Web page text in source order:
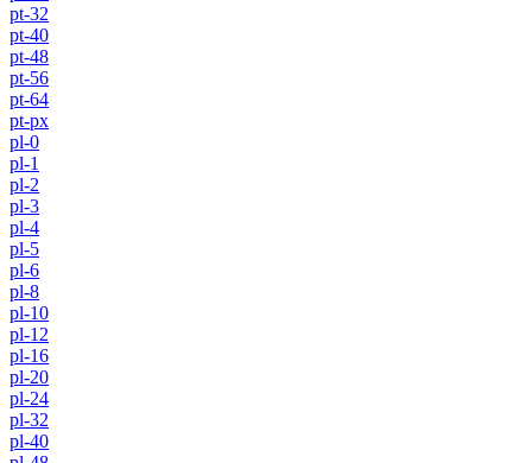
pt-32
pt-40
pt-48
pt-56
pt-64
pt-px
pl-0
pl-1
pl-2
pl-3
pl-4
pl-5
pl-6
pl-8
pl-10
pl-12
pl-16
pl-20
pl-24
pl-32
pl-40